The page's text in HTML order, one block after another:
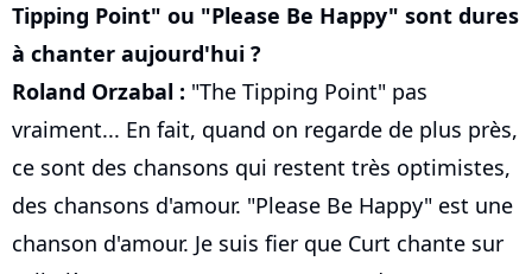
Tipping Point" ou "Please Be Happy" sont dures
à chanter aujourd'hui ?
Roland Orzabal : "The Tipping Point" pas
vraiment... En fait, quand on regarde de plus près,
ce sont des chansons qui restent très optimistes,
des chansons d'amour. "Please Be Happy" est une
chanson d'amour. Je suis fier que Curt chante sur